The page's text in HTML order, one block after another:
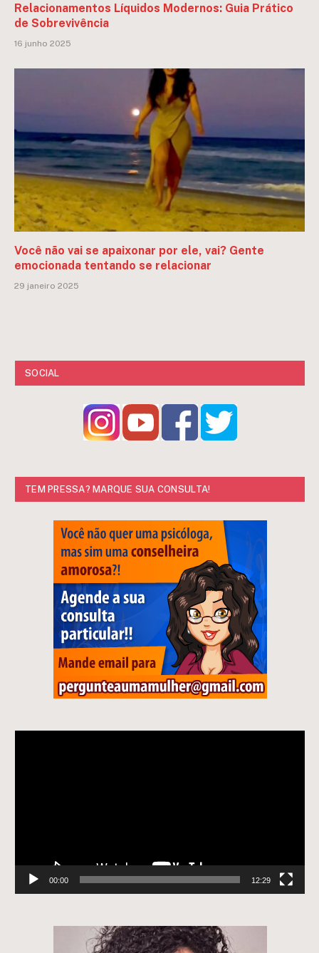
Relacionamentos Líquidos Modernos: Guia Prático
de Sobrevivência
16 junho 2025
Você não vai se apaixonar por ele, vai? Gente
emocionada tentando se relacionar
29 janeiro 2025
SOCIAL
TEM PRESSA? MARQUE SUA CONSULTA!
00:00 12:29